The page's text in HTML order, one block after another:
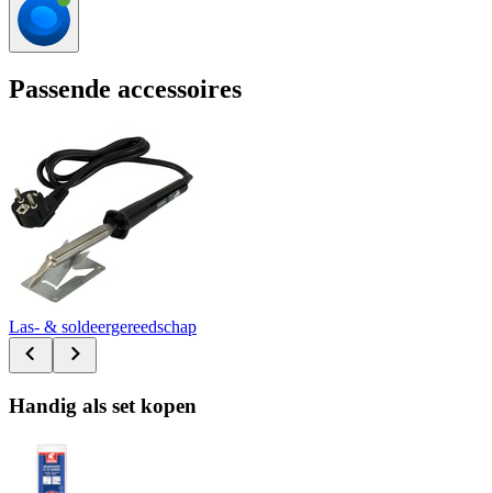
Passende accessoires
Las- & soldeergereedschap
Handig als set kopen